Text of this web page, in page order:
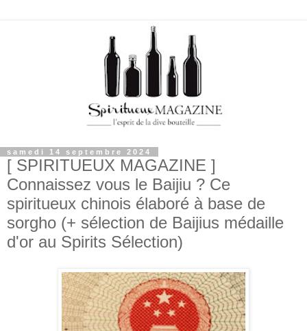
samedi 14 septembre 2024
[ SPIRITUEUX MAGAZINE ]
Connaissez vous le Baijiu ? Ce
spiritueux chinois élaboré à base de
sorgho (+ sélection de Baijius médaille
d'or au Spirits Sélection)